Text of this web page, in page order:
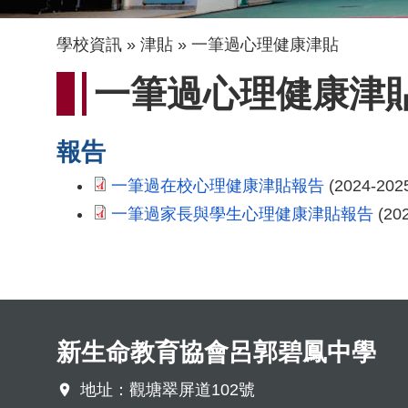
導
航
結
學校資訊 津貼 一筆過心理健康津貼
一筆過心理健康津
報告
一筆過在校心理健康津貼報告 (2024-
一筆過家長與學生心理健康津貼報告
新生命教育協會呂郭碧鳳中學
地址：觀塘翠屏道102號